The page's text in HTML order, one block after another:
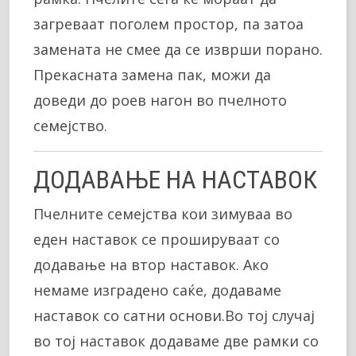
загреваат поголем простор, па затоа
замената не смее да се изврши порано.
Прекасната замена пак, можи да
доведи до роев нагон во пчелното
семејство.
ДОДАВАЊЕ НА НАСТАВОК
Пчелните семејства кои зимуваа во
еден наставок се прошируваат со
додавање на втор наставок. Ако
немаме изградено саќе, додаваме
наставок со сатни основи.Во тој случај
во тој наставок додаваме две рамки со